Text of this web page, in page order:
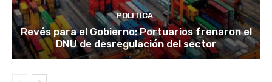
POLITICA
Revés para el Gobierno: Portuarios frenaron el
DNU de desregulación del sector